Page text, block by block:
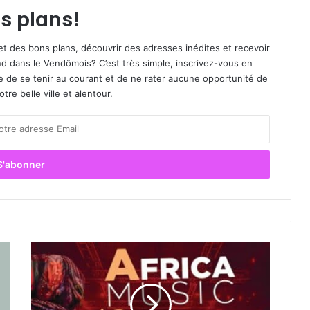
plans!
des bons plans, découvrir des adresses inédites et recevoir
le Vendômois? C’est très simple, inscrivez-vous en
de se tenir au courant et de ne rater aucune opportunité de
belle ville et alentour.
f
i
c